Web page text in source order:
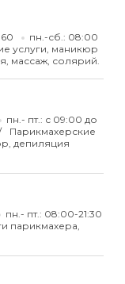
пн.-сб.: 08:00
услуги, маникюр
массаж, солярий.
пн.- пт.: с 09:00 до
Парикмахерские
депиляция
пн.- пт.: 08:00-21:30
парикмахера,